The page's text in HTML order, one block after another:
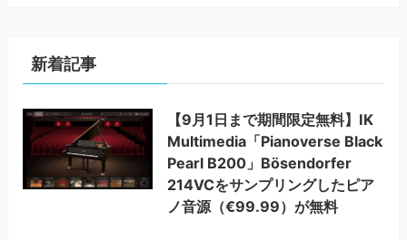
新着記事
【9月1日まで期間限定無料】IK
Multimedia「Pianoverse Black
Pearl B200」Bösendorfer
214VCをサンプリングしたピア
ノ音源（€99.99）が無料